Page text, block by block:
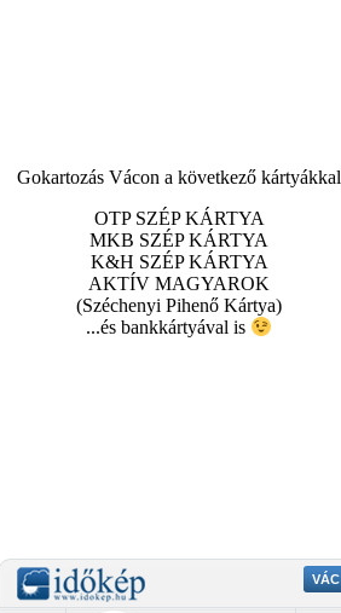
Gokartozás Vácon a következő kártyákkal
OTP SZÉP KÁRTYA
MKB SZÉP KÁRTYA
K&H SZÉP KÁRTYA
AKTÍV MAGYAROK
(Széchenyi Pihenő Kártya)
...és bankkártyával is